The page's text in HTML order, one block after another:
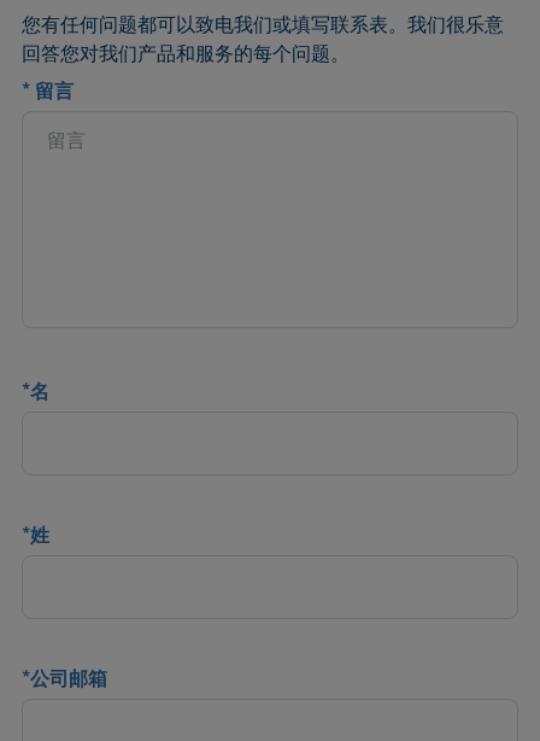
您有任何问题都可以致电我们或填写联系表。我们很乐意
回答您对我们产品和服务的每个问题。
* 留言
*名
*姓
*公司邮箱